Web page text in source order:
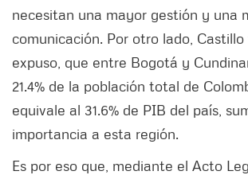
necesitan una mayor gestión y una
comunicación. Por otro lado,
expuso, que entre Bogotá y
21.4% de la población total de
equivale al 31.6% de PIB del país,
importancia a esta región.
Es por eso que, mediante el Acto